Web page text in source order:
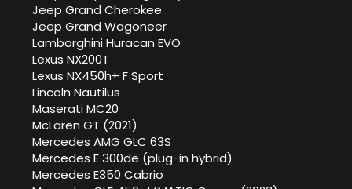
Jeep Grand Cherokee
Jeep Grand Wagoneer
Lamborghini Huracan EVO
Lexus NX200T
Lexus NX450h+ F Sport
Lincoln Nautilus
Maserati MC20
McLaren GT (2021)
Mercedes AMG GLC 63S
Mercedes E 300de (plug-in hybrid)
Mercedes E350 Cabrio